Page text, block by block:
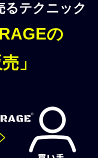
るテクニック
の
」